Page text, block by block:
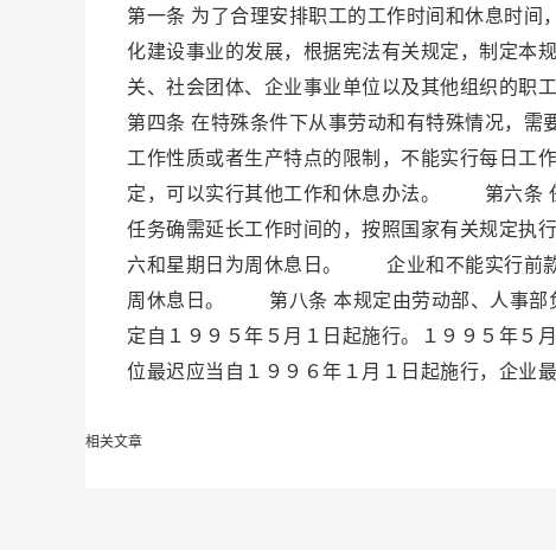
第一条 为了合理安排职工的工作时间和休息时
化建设事业的发展，根据宪法有关规定，制定
关、社会团体、企业事业单位以及其他组织
第四条 在特殊条件下从事劳动和有特殊情况，
工作性质或者生产特点的限制，不能实行每日工
定，可以实行其他工作和休息办法。 第六条
任务确需延长工作时间的，按照国家有关规定
六和星期日为周休息日。 企业和不能实行前款
周休息日。 第八条 本规定由劳动部、人事
定自１９９５年５月１日起施行。１９９５年５
位最迟应当自１９９６年１月１日起施行，企业
相关文章